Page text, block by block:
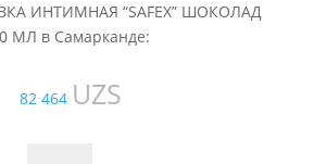
ИНТИМНАЯ “SAFEX” ШОКОЛАД
МЛ в Самарканде:
82 464 UZS